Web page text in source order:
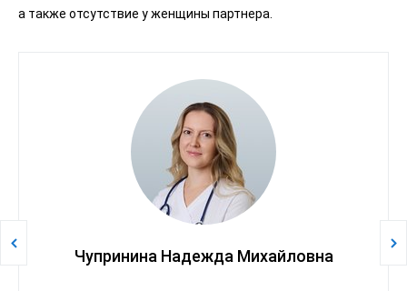
а также отсутствие у женщины партнера.
Чупринина Надежда Михайловна